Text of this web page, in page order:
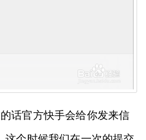
话官方快手会给你发来信